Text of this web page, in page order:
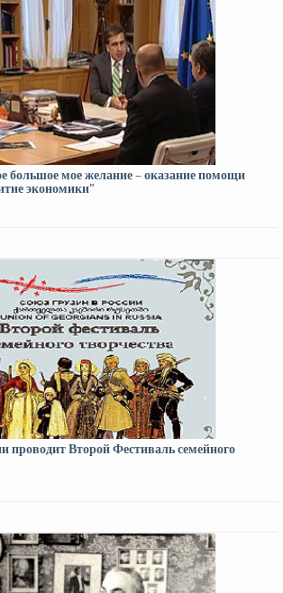
мое желание – оказание помощи
экономики"
проводит Второй Фестиваль семейного